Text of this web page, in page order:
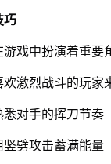
巧
游戏中扮演着重要
欢激烈战斗的玩家
悉对手的挥刀节奏
竖劈攻击蓄满能量